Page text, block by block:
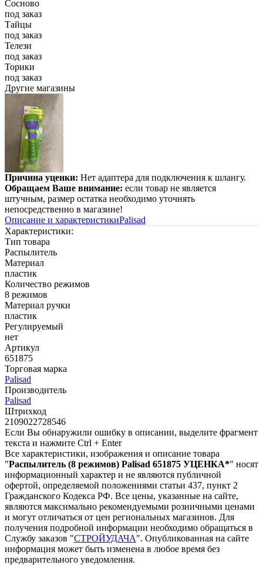
Сосново
под заказ
Тайцы
под заказ
Телези
под заказ
Торики
под заказ
Другие магазины
Причина уценки: Нет адаптера для подключения к шлангу.
Обращаем Ваше внимание: если товар не является
штучным, размер остатка необходимо уточнять
непосредственно в магазине!
Описание и характеристикиPalisad
Характеристики:
Тип товара
Распылитель
Материал
пластик
Количество режимов
8 режимов
Материал ручки
пластик
Регулируемый
нет
Артикул
651875
Торговая марка
Palisad
Производитель
Palisad
Штрихкод
2109022728546
Если Вы обнаружили ошибку в описании, выделите фрагмент
текста и нажмите Ctrl + Enter
Все характеристики, изображения и описание товара
"Распылитель (8 режимов) Palisad 651875 УЦЕНКА*" носят
информационный характер и не являются публичной
офертой, определяемой положениями статьи 437, пункт 2
Гражданского Кодекса РФ. Все цены, указанные на сайте,
являются максимально рекомендуемыми розничными ценами
и могут отличаться от цен региональных магазинов. Для
получения подробной информации необходимо обращаться в
Службу заказов "СТРОЙУДАЧА". Опубликованная на сайте
информация может быть изменена в любое время без
предварительного уведомления.